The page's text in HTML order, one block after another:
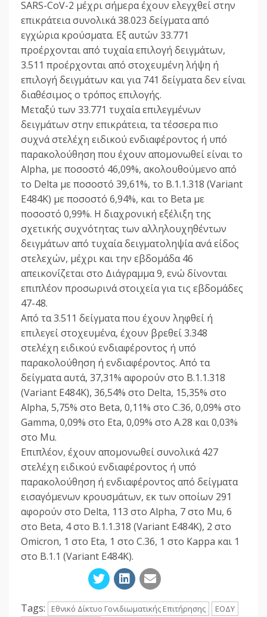
SARS-CoV-2 μέχρι σήμερα έχουν ελεγχθεί στην
επικράτεια συνολικά 38.023 δείγματα από
εγχώρια κρούσματα. Εξ αυτών 33.771
προέρχονται από τυχαία επιλογή δειγμάτων,
3.511 προέρχονται από στοχευμένη λήψη ή
επιλογή δειγμάτων και για 741 δείγματα δεν είναι
διαθέσιμος ο τρόπος επιλογής.
Μεταξύ των 33.771 τυχαία επιλεγμένων
δειγμάτων στην επικράτεια, τα τέσσερα πιο
συχνά στελέχη ειδικού ενδιαφέροντος ή υπό
παρακολούθηση που έχουν απομονωθεί είναι το
Alpha, με ποσοστό 46,09%, ακολουθούμενο από
το Delta με ποσοστό 39,61%, το B.1.1.318 (Variant
E484K) με ποσοστό 6,94%, και το Beta με
ποσοστό 0,99%. Η διαχρονική εξέλιξη της
σχετικής συχνότητας των αλληλουχηθέντων
δειγμάτων από τυχαία δειγματοληψία ανά είδος
στελεχών, μέχρι και την εβδομάδα 46
απεικονίζεται στο Διάγραμμα 9, ενώ δίνονται
επιπλέον προσωρινά στοιχεία για τις εβδομάδες
47-48.
Από τα 3.511 δείγματα που έχουν ληφθεί ή
επιλεγεί στοχευμένα, έχουν βρεθεί 3.348
στελέχη ειδικού ενδιαφέροντος ή υπό
παρακολούθηση ή ενδιαφέροντος. Από τα
δείγματα αυτά, 37,31% αφορούν στο B.1.1.318
(Variant E484K), 36,54% στο Delta, 15,35% στο
Alpha, 5,75% στο Beta, 0,11% στο C.36, 0,09% στο
Gamma, 0,09% στο Eta, 0,09% στο A.28 και 0,03%
στο Mu.
Επιπλέον, έχουν απομονωθεί συνολικά 427
στελέχη ειδικού ενδιαφέροντος ή υπό
παρακολούθηση ή ενδιαφέροντος από δείγματα
εισαγόμενων κρουσμάτων, εκ των οποίων 291
αφορούν στο Delta, 113 στο Alpha, 7 στο Mu, 6
στο Beta, 4 στο B.1.1.318 (Variant E484K), 2 στο
Omicron, 1 στο Eta, 1 στο C.36, 1 στο Kappa και 1
στο B.1.1 (Variant E484K).
Tags: Eθνικό Δίκτυο Γονιδιωματικής Επιτήρησης
ΕΟΔΥ